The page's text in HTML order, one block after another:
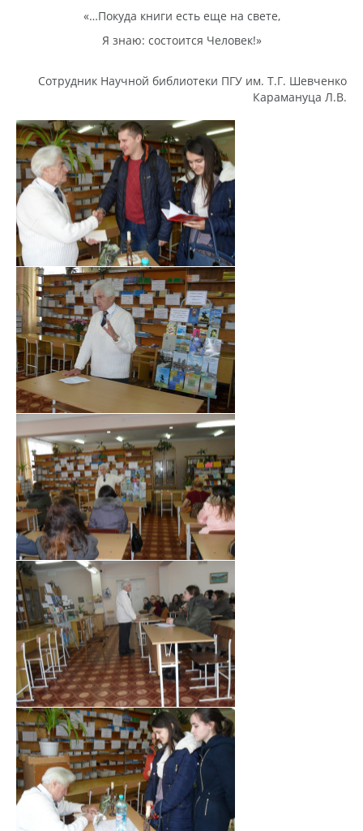
«…Покуда книги есть еще на свете,
Я знаю: состоится Человек!»
Сотрудник Научной библиотеки ПГУ им. Т.Г. Шевченко
Карамануца Л.В.